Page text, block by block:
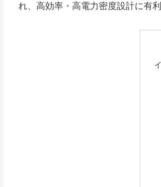
れ、高効率・高電力密度設計に有利